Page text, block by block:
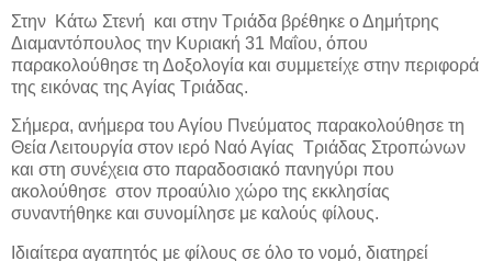
Στην Κάτω Στενή και στην Τριάδα βρέθηκε ο Δημήτρης
Διαμαντόπουλος την Κυριακή 31 Μαΐου, όπου
παρακολούθησε τη Δοξολογία και συμμετείχε στην περιφορά
της εικόνας της Αγίας Τριάδας.
Σήμερα, ανήμερα του Αγίου Πνεύματος παρακολούθησε τη
Θεία Λειτουργία στον ιερό Ναό Αγίας Τριάδας Στροπώνων
και στη συνέχεια στο παραδοσιακό πανηγύρι που
ακολούθησε στον προαύλιο χώρο της εκκλησίας
συναντήθηκε και συνομίλησε με καλούς φίλους.
Ιδιαίτερα αγαπητός με φίλους σε όλο το νομό, διατηρεί